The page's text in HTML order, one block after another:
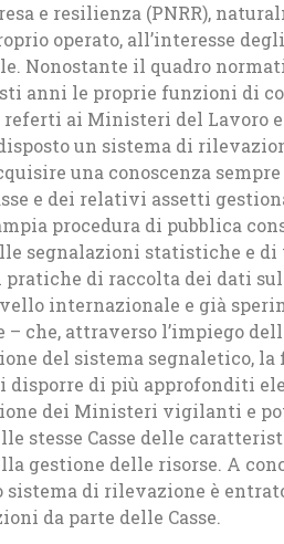
e resilienza (PNRR),
operato, all’interesse
Nonostante il quadro
anni le proprie funzioni di
ai Ministeri del Lavoro e
un sistema di
una conoscenza
e dei relativi assetti
procedura di pubblica
segnalazioni statistiche e di
di raccolta dei dati
internazionale e già
– che, attraverso l’impiego
del sistema segnaletico,
disporre di più approfonditi
dei Ministeri vigilanti e
stesse Casse delle
gestione delle risorse. A
di rilevazione è
da parte delle Casse.